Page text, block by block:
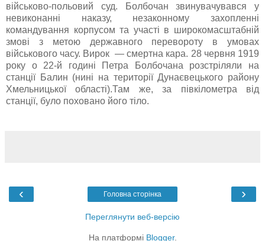
військово-польовий суд. Болбочан звинувачувався у
невиконанні наказу, незаконному захопленні
командування корпусом та участі в широкомасштабній
змові з метою державного перевороту в умовах
військового часу. Вирок — смертна кара. 28 червня 1919
року о 22-й годині Петра Болбочана розстріляли на
станції Балин (нині на території Дунаєвецького району
Хмельницької області).Там же, за півкілометра від
станції, було поховано його тіло.
‹ ›
Головна сторінка
Переглянути веб-версію
На платформі Blogger.